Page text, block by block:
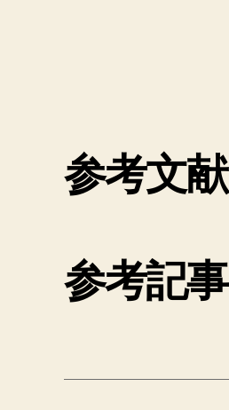
参考文献
参考記事